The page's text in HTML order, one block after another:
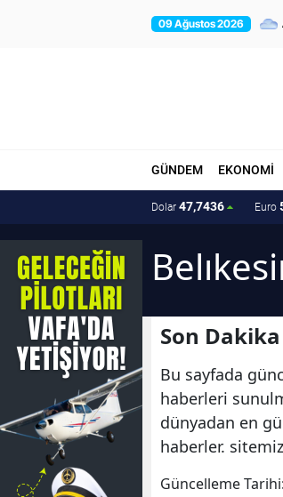
09 Ağustos 2026
GÜNDEM EKONOMİ
Dolar 47,7436 Euro
Son
Bu sayfada
haberleri
dünyadan en
haberler.
Güncelleme Tarihi: